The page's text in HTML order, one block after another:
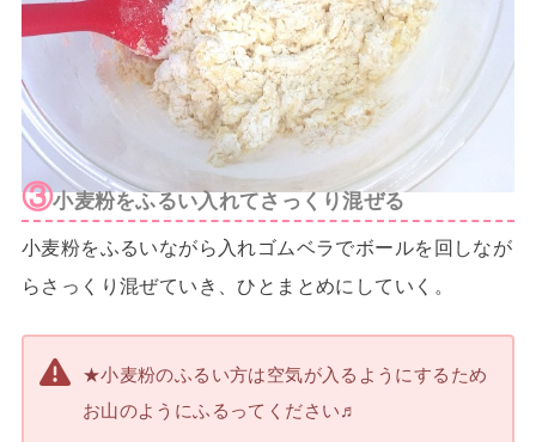
③小麦粉をふるい入れてさっくり混ぜる
小麦粉をふるいながら入れゴムベラでボールを回しなが
らさっくり混ぜていき、ひとまとめにしていく。
★小麦粉のふるい方は空気が入るようにするため
お山のようにふるってください♬